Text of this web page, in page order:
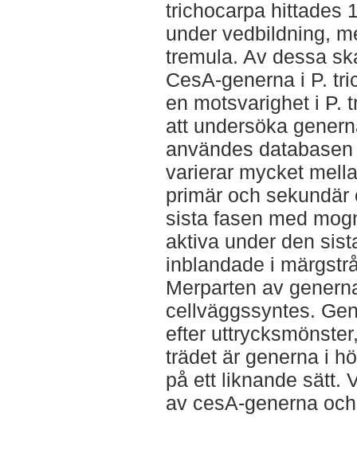
trichocarpa hittades
under vedbildning,
tremula. Av dessa
CesA-generna i P.
en motsvarighet i P.
att undersöka
användes
varierar mycket
primär och
sista fasen med
aktiva under den
inblandade i
Merparten av
cellväggssyntes.
efter
trädet är generna i
på ett liknande sätt.
av cesA-generna